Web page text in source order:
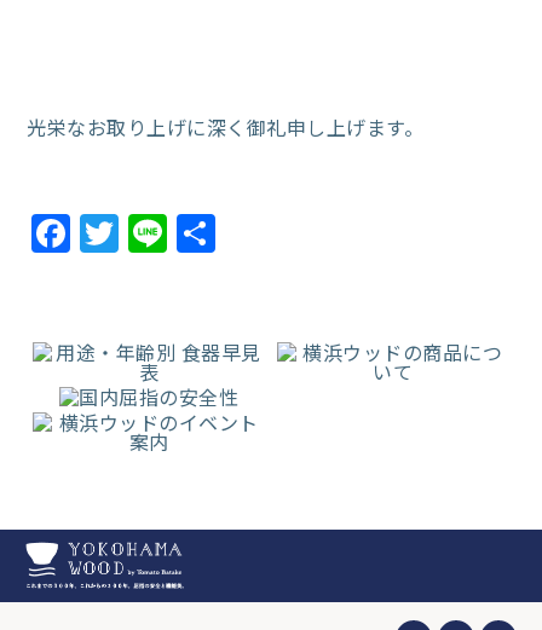
光栄なお取り上げに深く御礼申し上げます。
FacebookTwitterLine